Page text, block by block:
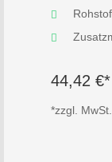
44,42
*zzgl. MwSt.